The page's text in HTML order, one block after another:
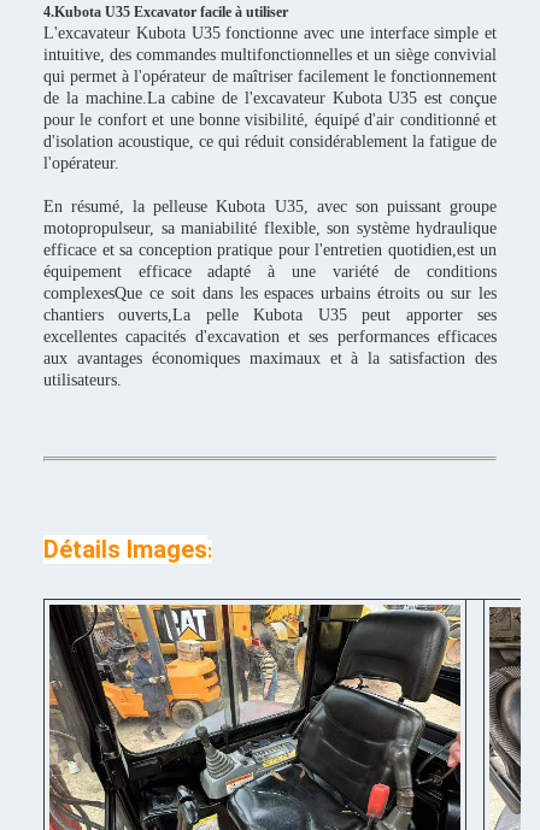
4.Kubota U35 Excavator facile à utiliser
L'excavateur Kubota U35 fonctionne avec une interface simple et
intuitive, des commandes multifonctionnelles et un siège convivial
qui permet à l'opérateur de maîtriser facilement le fonctionnement
de la machine.La cabine de l'excavateur Kubota U35 est conçue
pour le confort et une bonne visibilité, équipé d'air conditionné et
d'isolation acoustique, ce qui réduit considérablement la fatigue de
l'opérateur.
En résumé, la pelleuse Kubota U35, avec son puissant groupe
motopropulseur, sa maniabilité flexible, son système hydraulique
efficace et sa conception pratique pour l'entretien quotidien,est un
équipement efficace adapté à une variété de conditions
complexesQue ce soit dans les espaces urbains étroits ou sur les
chantiers ouverts,La pelle Kubota U35 peut apporter ses
excellentes capacités d'excavation et ses performances efficaces
aux avantages économiques maximaux et à la satisfaction des
utilisateurs.
Détails Images: